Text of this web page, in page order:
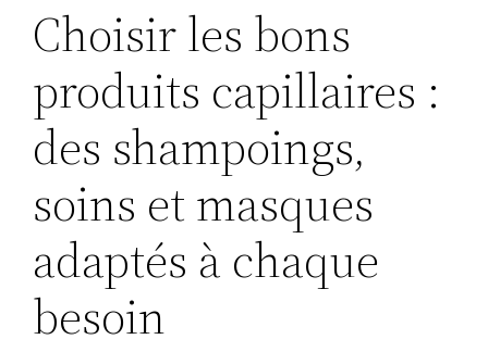
Choisir les bons
produits capillaires :
des shampoings,
soins et masques
adaptés à chaque
besoin